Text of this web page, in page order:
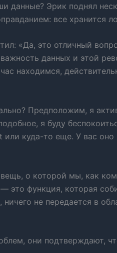
данные? Эрик поднял
все хранится
«Да, это отличный
данных и этой
находимся,
Предположим, я
я буду
куда-то еще. У вас оно
о которой мы, как
это функция, которая
не передается в
они подтверждают,